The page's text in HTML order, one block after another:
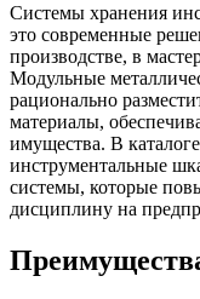
Системы хранения
это современные
производстве, в
Модульные
рационально
материалы,
имущества. В
инструментальные
системы, которые
дисциплину на